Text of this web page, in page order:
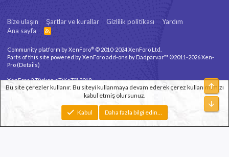
Bize ulaşın Şartlar ve kurallar Gizlilik politikası
Yardım
Ana sayfa
R
Community platform by XenForo® © 2010-2024 XenForo Ltd.
Parts of this site powered byXenForo add-ons by Dadparvar™ ©2011-2026Xen-
Pro (Details)
XenForo 2 Türkçe eTiKeT™ 2019
© by ©XenTR
Toplam sorgu Toplam zaman
En fazla bellek
Bu site çerezler kullanır. Bu siteyi kullanmaya devam ederek çerez kullanımımızı
kabul etmiş olursunuz.
Kabul Daha fazla bilgi edin…
Üst
Alt